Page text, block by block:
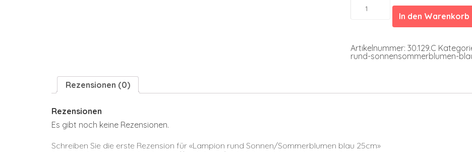
rund
Sonnen/Sommerblumen
In den Warenkorb
Artikelnummer: 30.129.C
rund-sonnensommerblumen-
Rezensionen (0)
Rezensionen
Es gibt noch keine Rezensionen.
Schreiben Sie die erste Rezension für «Lampion rund Sonnen/Sommerblumen blau 25cm»